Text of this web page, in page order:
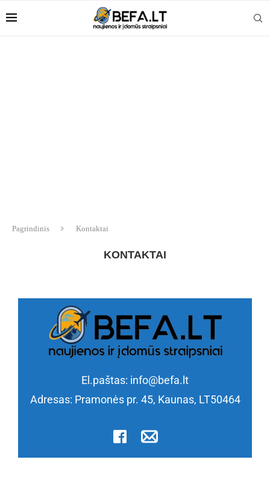
Pagrindinis Kontaktai
KONTAKTAI
El.paštas: info@befa.lt
Adresas: Pramonės pr. 45, Kaunas, LT50464